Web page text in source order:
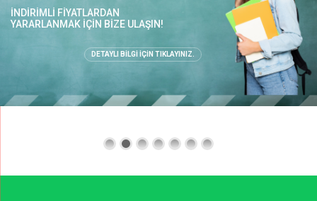
DETAYLI BİLGİ İÇİN TIKLAYINIZ.
İNDİRİMLİ FİYATLARDAN
YARARLANMAK İÇİN BİZE ULAŞIN!